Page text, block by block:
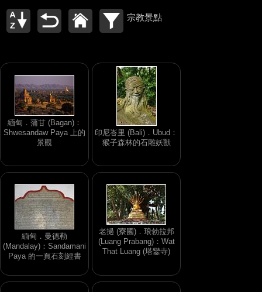
宗教景點
緬甸．蒲甘 (Bagan)：
Shwesandaw Paya 上的
景觀
印尼峇里 (Bali)．Ubud：
猴子森林的石雕妖獸
緬甸．曼德勒
(Mandalay)：Sandamani
Paya 的一頁石刻經書
老撾 (寮國)．琅勃拉邦
(Luang Prabang)：Wat
That Luang (塔鑾寺)